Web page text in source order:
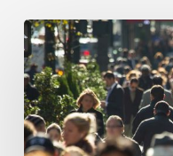
L’immigration
choisie
est
une
opportunité,
l’immigration
illégale